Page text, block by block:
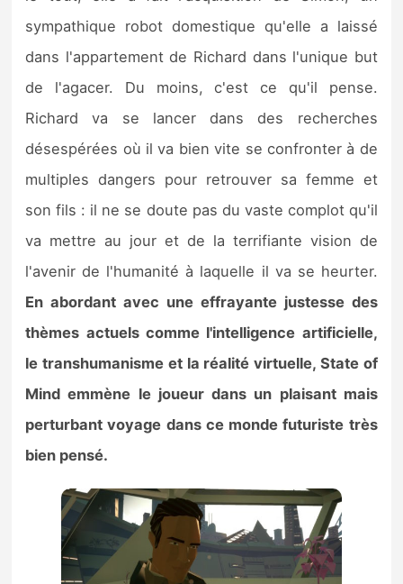
sympathique robot domestique qu'elle a laissé
dans l'appartement de Richard dans l'unique but
de l'agacer. Du moins, c'est ce qu'il pense.
Richard va se lancer dans des recherches
désespérées où il va bien vite se confronter à de
multiples dangers pour retrouver sa femme et
son fils : il ne se doute pas du vaste complot qu'il
va mettre au jour et de la terrifiante vision de
l'avenir de l'humanité à laquelle il va se heurter.
En abordant avec une effrayante justesse des
thèmes actuels comme l'intelligence artificielle,
le transhumanisme et la réalité virtuelle, State of
Mind emmène le joueur dans un plaisant mais
perturbant voyage dans ce monde futuriste très
bien pensé.